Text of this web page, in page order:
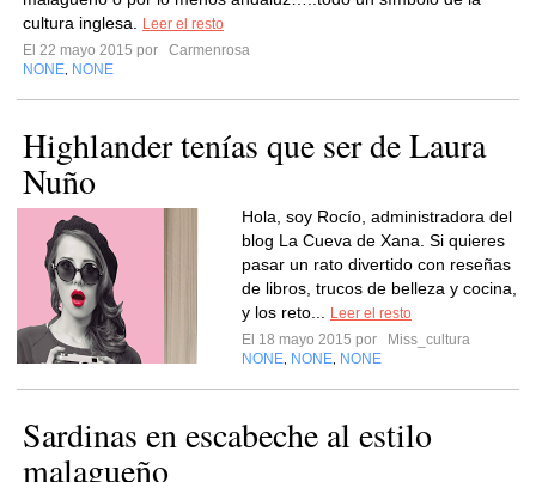
cultura inglesa.
Leer el resto
El 22 mayo 2015 por
Carmenrosa
NONE NONE
Highlander tenías que ser de Laura
Nuño
Hola, soy Rocío, administradora del
blog La Cueva de Xana. Si quieres
pasar un rato divertido con reseñas
de libros, trucos de belleza y cocina,
y los reto...
Leer el resto
El 18 mayo 2015 por
Miss_cultura
NONE NONE NONE
Sardinas en escabeche al estilo
malagueño